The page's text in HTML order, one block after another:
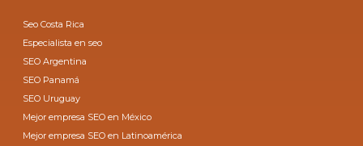
Seo Costa Rica
Especialista en seo
SEO Argentina
SEO Panamá
SEO Uruguay
Mejor empresa SEO en México
Mejor empresa SEO en Latinoamérica